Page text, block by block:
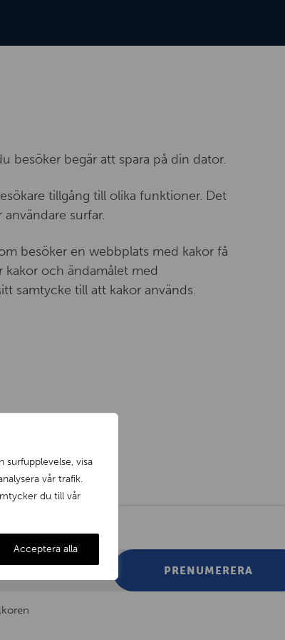
visa
vår trafik.
du till vår
Acceptera alla
besöker begär att spara på din dator.
tillgång till olika funktioner. Det
surfar.
besöker en webbplats med kakor få
och ändamålet med
samtycke till att kakor används.
PRENUMERERA